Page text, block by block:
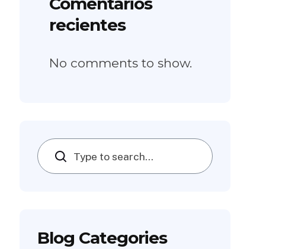
recientes
No comments to show.
Search
Blog Categories